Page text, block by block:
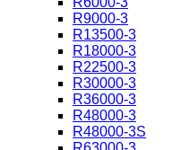
R9000-3
R13500-3
R18000-3
R22500-3
R30000-3
R36000-3
R48000-3
R48000-3S